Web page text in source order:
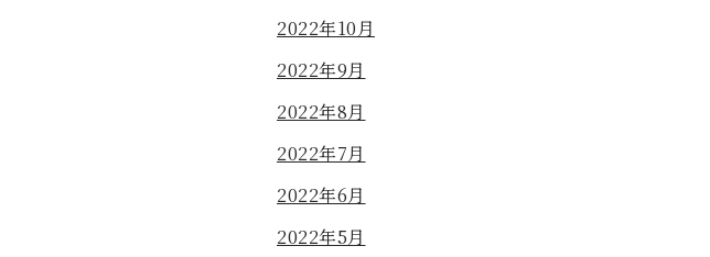
2022年10月
2022年9月
2022年8月
2022年7月
2022年6月
2022年5月